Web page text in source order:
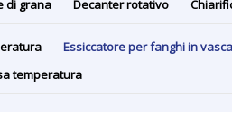
di grana Decanter rotativo
Essiccatore per fanghi in
temperatura